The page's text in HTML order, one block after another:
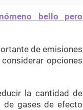
bello pero
de emisiones
opciones
la cantidad de
de gases de efecto